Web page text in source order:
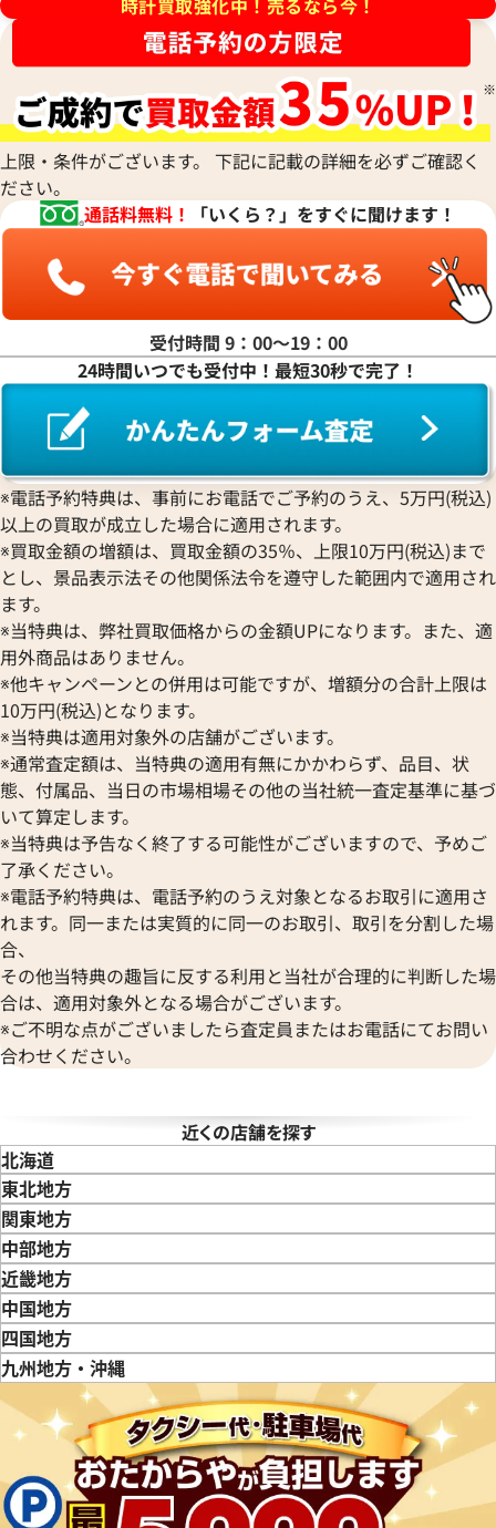
格
合わせください
電話で聞く
Alain Silberstein
アラン・シルベスタイン
Armand Nicolet
アルマン・ニコレ
WALTHAM
ウォルサム
HUBLOT
ウブロ
ETERNA
エテルナ
EDOX
エドックス
EBERHARD
エベラール
EBEL
エベル
EPOS
Hermes
エルメス
OMEGA
オメガ
ORIENT
オリエント
ORIS
オリス
Audemars Piguet
オーデマ ピゲ
Vacheron Constantin
ヴァシュロン・コンスタンタン
Van Cleef & Arpels
ヴァンクリーフ＆アーペル
Versace
ヴェルサーチ
Wempe
クインティング
Cuervo y Sobrinos
クエルボ・イ・ソブリノス
CVSTOS
クストス
Chronoswiss
クロノスイス
GUCCI
グッチ
Graham
グラハム
Grand Seiko
グランドセイコー
CORUM
コルム
Concord
コンコルド
Chopard
ショパール
CHAUMET
ショーメ
Jacob & Co.
ジェイコブ
Gerald Genta
ジェラルド・ジェンタ
Jaeger-LeCoultre
ジャケ・ドロー
Girard-Perregaux
ジラール・ペルゴ
Sinn
ジン
STOWA
ストーヴァ
SEIKO
セイコー
CENTURY
センチュリー
ZENITH
ゼニス
チューダー(チュードル)
ティファニー
Dior
ディオール
ハリー・ウィンストン
Patek Philippe
Panerai
パネライ
Parmigiani Fleurier
パルミジャーニ・フルリエ
Piaget
PIERRE KUNZ
ピエール・クンツ
FRANCK MULLER
フランク ミュラー
BOUCHERON
ブシュロン
BREITLING
ブライトリング
Blancpain
ブランパン
BVLGARI
ブルガリ
Breguet
ブレゲ
BULOVA
ブローバ
Bell & Ross
ベル＆ロス
BAUME＆MERCIER
ボーム＆メルシエ
BALL Watch
ボール ウォッチ
MAURICE LACROIX
モーリス・ラクロア
RALPH LAUREN
ラルフ ローレン
Richard Mille
リシャール・ミル
Louis Vuitton
ルイ・ヴィトン
Luminox
ルミノックス
Ressence
ROGER DUBUIS
ロジェ・デュブイ
ROLEX
ロレックス
LONGINES
ロンジン
時計買取強化中！売るなら今！
上限・条件がございます。 下記に記載の詳細を必ずご確認く
ださい。
通話料無料！
「いくら？」をすぐに聞けます！
受付時間 9：00〜19：00
24時間いつでも受付中！最短30秒で完了！
※電話予約特典は、事前にお電話でご予約のうえ、5万円(税込)
以上の買取が成立した場合に適用されます。
※買取金額の増額は、買取金額の35％、上限10万円(税込)まで
とし、景品表示法その他関係法令を遵守した範囲内で適用され
ます。
※当特典は、弊社買取価格からの金額UPになります。また、適
用外商品はありません。
※他キャンペーンとの併用は可能ですが、増額分の合計上限は
10万円(税込)となります。
※当特典は適用対象外の店舗がございます。
※通常査定額は、当特典の適用有無にかかわらず、品目、状
態、付属品、当日の市場相場その他の当社統一査定基準に基づ
いて算定します。
※当特典は予告なく終了する可能性がございますので、予めご
了承ください。
※電話予約特典は、電話予約のうえ対象となるお取引に適用さ
れます。同一または実質的に同一のお取引、取引を分割した場
合、
その他当特典の趣旨に反する利用と当社が合理的に判断した場
合は、適用対象外となる場合がございます。
※ご不明な点がございましたら査定員またはお電話にてお問い
合わせください。
近くの店舗を探す
北海道
東北地方
青森県岩手県
関東地方
東京都神奈川県
中部地方
新潟県富山県
近畿地方
三重県滋賀県
中国地方
鳥取県島根県
四国地方
徳島県香川県愛媛県
九州地方・沖縄
福岡県
佐賀県 長崎県 熊本県大分県宮崎県鹿児島県